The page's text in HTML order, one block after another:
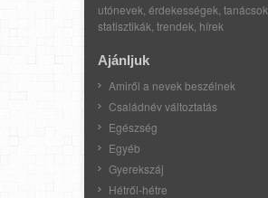
utónevek, érdekességek, tanácsok,
statisztikák, trendek, hírek
Ajánljuk
Amiről a nevek beszélnek
Családnév változtatás
Egészség
Egyéb
Gyerekszáj
Hétről-hétre